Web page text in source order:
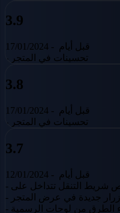
3.9
17/01/2024 - قبل أيام
- تحسينات في المتجر
3.8
17/01/2024 - قبل أيام
- تحسينات في المتجر
3.7
12/01/2024 - قبل أيام
- أزرار جديدة في عرض المتجر
- تم حل المشكلات عند بدء الطرق من لوحات الرسمية، CFW،